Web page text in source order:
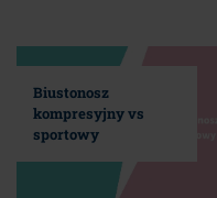
Biustonosz
kompresyjny vs
sportowy